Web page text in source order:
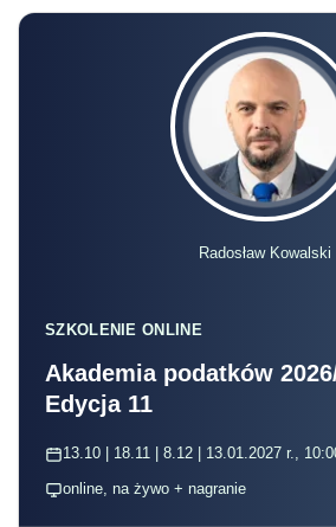
Radosław Kowalski
SZKOLENIE ONLINE
Akademia podatków
Edycja 11
13.10 | 18.11 | 8.12 | 13.01.2027 r.,
online, na żywo + nagranie